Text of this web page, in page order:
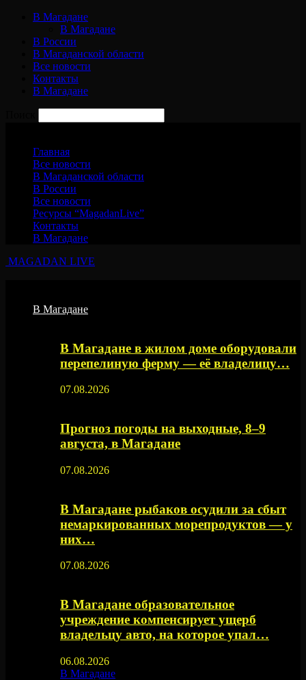
В Магадане
В Магадане
В России
В Магаданской области
Все новости
Контакты
В Магадане
Главная
Все новости
В Магаданской области
В России
Все новости
Ресурсы “MagadanLive”
Контакты
В Магадане
MAGADAN LIVE
В Магадане
В Магадане в жилом доме оборудовали
перепелиную ферму — её владелицу…
07.08.2026
Прогноз погоды на выходные, 8–9
августа, в Магадане
07.08.2026
В Магадане рыбаков осудили за сбыт
немаркированных морепродуктов — у
них…
07.08.2026
В Магадане образовательное
учреждение компенсирует ущерб
владельцу авто, на которое упал…
06.08.2026
В Магадане